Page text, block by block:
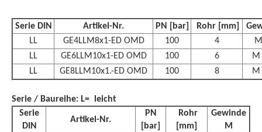
Serie DIN Artikel-Nr. PN [bar]  Rohr [mm]
LL
GE4LLM8x1-ED OMD 100 4
LL
GE6LLM10x1-ED OMD 100 6
M
LL
GE8LLM10x1.-ED OMD 100 8 M
Serie / Baureihe: L= leicht
Serie
DIN
Artikel-Nr.
PN
[bar]
 Rohr
[mm]
Gewinde
M